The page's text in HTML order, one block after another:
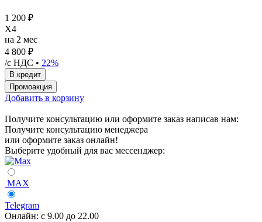
1 200 ₽
X4
на 2 мес
4 800 ₽
/с НДС • 22%
Добавить в корзину
Получите консультацию или оформите заказ написав нам:
Получите консультацию менеджера
или оформите заказ онлайн!
Выберите удобный для вас мессенджер:
MAX
Telegram
Онлайн: с 9.00 до 22.00